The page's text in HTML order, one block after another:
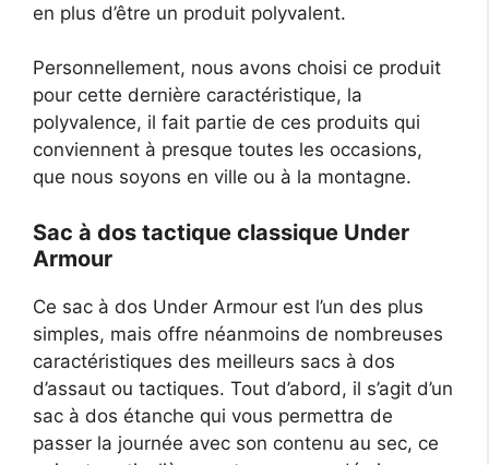
en plus d’être un produit polyvalent.
Personnellement, nous avons choisi ce produit
pour cette dernière caractéristique, la
polyvalence, il fait partie de ces produits qui
conviennent à presque toutes les occasions,
que nous soyons en ville ou à la montagne.
Sac à dos tactique classique Under
Armour
Ce sac à dos Under Armour est l’un des plus
simples, mais offre néanmoins de nombreuses
caractéristiques des meilleurs sacs à dos
d’assaut ou tactiques. Tout d’abord, il s’agit d’un
sac à dos étanche qui vous permettra de
passer la journée avec son contenu au sec, ce